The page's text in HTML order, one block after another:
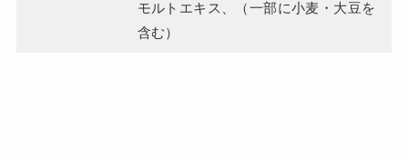
モルトエキス、（一部に小麦・大豆を
含む）